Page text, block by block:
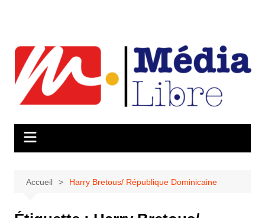
contenu
Accueil Harry Bretous/ République Dominicaine